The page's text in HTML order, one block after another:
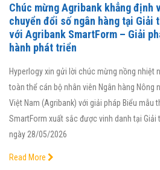
Chúc mừng Agribank khẳng định
chuyển đổi số ngân hàng tại Giải
với Agribank SmartForm – Giải
hành phát triển
Hyperlogy xin gửi lời chúc mừng nồng nhiệt
toàn thể cán bộ nhân viên Ngân hàng Nông
Việt Nam (Agribank) với giải pháp Biểu mẫu
SmartForm xuất sắc được vinh danh tại Giải
ngày 28/05/2026
Read More